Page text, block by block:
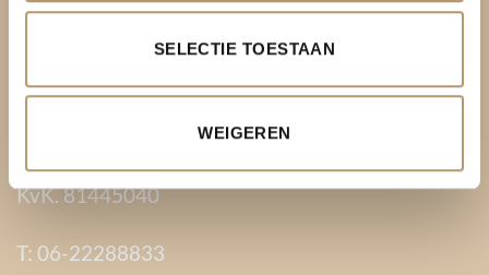
SELECTIE TOESTAAN
WEIGEREN
2141 BP Vijfhuizen
BTW. NL002080714B79
KvK. 81445040
T: 06-22288833